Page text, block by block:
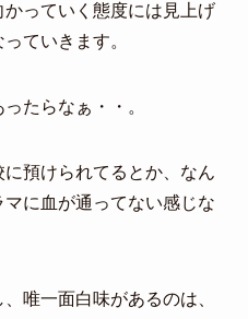
っていく態度には見上げ
ていきます。
たらなぁ・・。
預けられてるとか、なん
に血が通ってない感じな
唯一面白味があるのは、